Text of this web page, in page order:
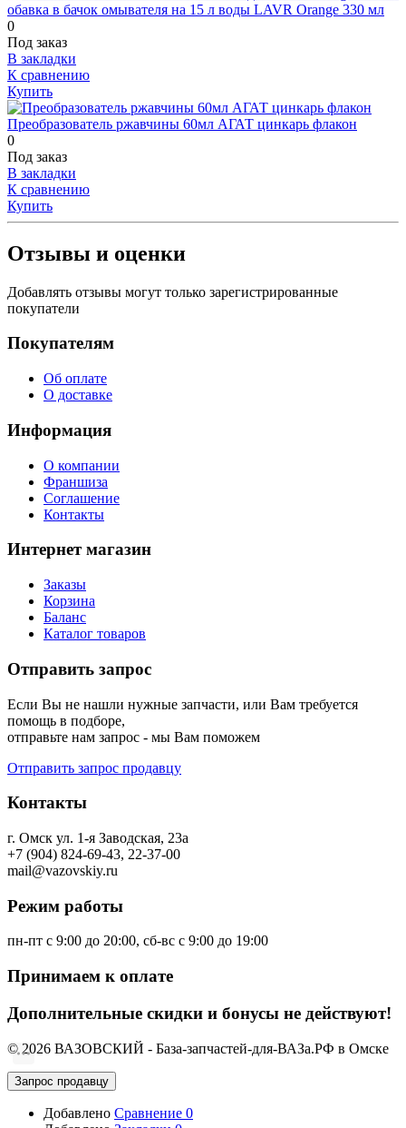
обавка в бачок омывателя на 15 л воды LAVR Orange 330 мл
0
Под заказ
В закладки
К сравнению
Купить
Преобразователь ржавчины 60мл АГАТ цинкарь флакон
0
Под заказ
В закладки
К сравнению
Купить
Отзывы и оценки
Добавлять отзывы могут только зарегистрированные
покупатели
Покупателям
Об оплате
О доставке
Информация
О компании
Франшиза
Соглашение
Контакты
Интернет магазин
Заказы
Корзина
Баланс
Каталог товаров
Отправить запрос
Если Вы не нашли нужные запчасти, или Вам требуется
помощь в подборе,
отправьте нам запрос - мы Вам поможем
Отправить запрос продавцу
Контакты
г. Омск ул. 1-я Заводская, 23а
+7 (904) 824-69-43, 22-37-00
mail@vazovskiy.ru
Режим работы
пн-пт с 9:00 до 20:00, сб-вс с 9:00 до 19:00
Принимаем к оплате
Дополнительные скидки и бонусы не действуют!
© 2026 ВАЗОВСКИЙ - База-запчастей-для-ВАЗа.РФ в Омске
Запрос продавцу
Добавлено Сравнение 0